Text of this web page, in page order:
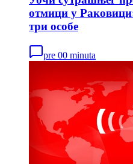
отмици у
три особе
pre 00 minuta